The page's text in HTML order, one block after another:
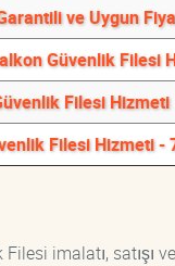
ve Uygun
Güvenlik Filesi
Filesi Hizmeti
Filesi Hizmeti -
imalatı, satışı